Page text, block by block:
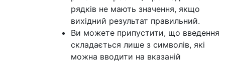
рядків не мають значення, якщо
вихідний результат правильний.
Ви можете припустити, що введення
складається лише з символів, які
можна вводити на вказаній